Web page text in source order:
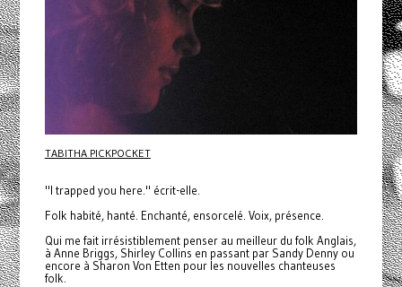
TABITHA PICKPOCKET
"I trapped you here." écrit-elle.
Folk habité, hanté. Enchanté, ensorcelé. Voix, présence.
Qui me fait irrésistiblement penser au meilleur du folk Anglais,
à Anne Briggs, Shirley Collins en passant par Sandy Denny ou
encore à Sharon Von Etten pour les nouvelles chanteuses
folk.